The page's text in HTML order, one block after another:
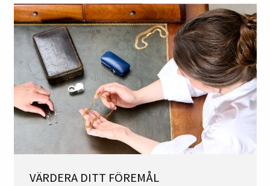
VÄRDERA DITT FÖREMÅL